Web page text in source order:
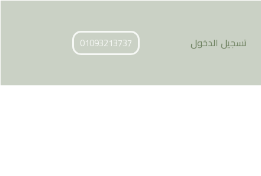
تسجيل الدخول 01093213737